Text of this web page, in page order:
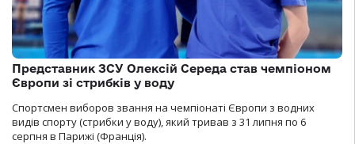
Представник ЗСУ Олексій Середа став чемпіоном
Європи зі стрибків у воду
Спортсмен виборов звання на чемпіонаті Європи з водних
видів спорту (стрибки у воду), який тривав з 31 липня по 6
серпня в Парижі (Франція).